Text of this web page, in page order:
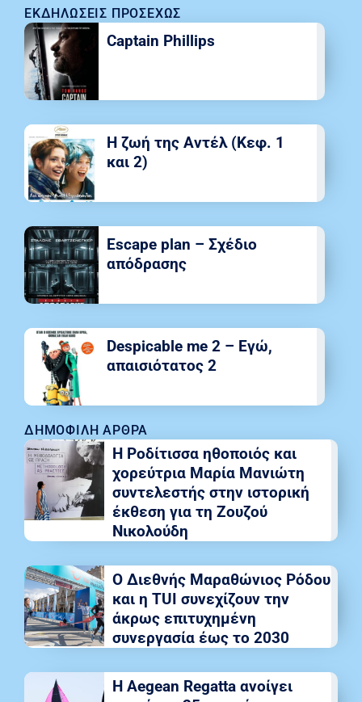
ΔΗΜΟΦΙΛΉ ΆΡΘΡΑ
Η Ροδίτισσα ηθοποιός και
χορεύτρια Μαρία Μανιώτη
συντελεστής στην ιστορική
έκθεση για τη Ζουζού
Νικολούδη
Ο Διεθνής Μαραθώνιος Ρόδου
και η TUI συνεχίζουν την
άκρως επιτυχημένη
συνεργασία έως το 2030
Η Aegean Regatta ανοίγει
ΕΚΔΗΛΏΣΕΙΣ ΠΡΟΣΕΧΏΣ
Captain Phillips
Η ζωή της Αντέλ (Κεφ. 1
και 2)
Escape plan – Σχέδιο
απόδρασης
Despicable me 2 – Εγώ,
απαισιότατος 2